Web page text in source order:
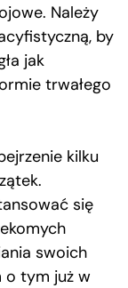
Należy
by
jak
trwałego
kilku
się
swoich
o tym już w